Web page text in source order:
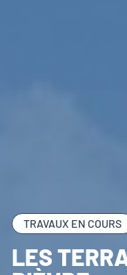
TRAVAUX EN COURS
LES